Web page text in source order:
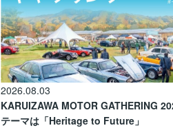
2026.08.03
KARUIZAWA MOTOR GATHERING
テーマは「Heritage to Future」